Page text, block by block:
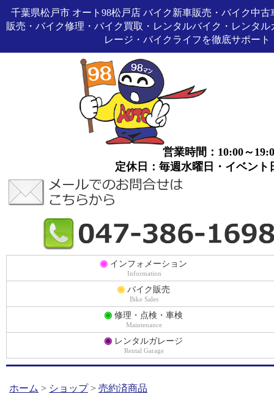
千葉県松戸市 オート98松戸店 バイク新車販売・バイク中古
販売・バイク修理・バイク買取・レンタルバイク・レンタル
レージ・バイクライフを徹底サポート
営業時間：10:00～
定休日：毎週水曜日・イベント
◉ インフォメーション
Information
◉ バイク販売
Bike Sales
◉ 修理・点検・車検
Maintenance
◉ レンタルガレージ
Rental Garage
ホーム > ショップ> 売約済商品